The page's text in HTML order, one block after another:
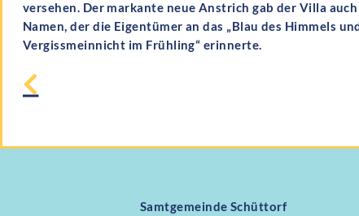
versehen. Der markante neue Anstrich gab der Villa
Namen, der die Eigentümer an das „Blau des Himmels
Vergissmeinnicht im Frühling“ erinnerte.
Samtgemeinde Schüttorf